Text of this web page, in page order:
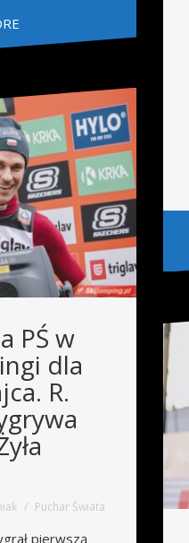
PŚ w
dla
R.
Puchar Świata
pierwszą